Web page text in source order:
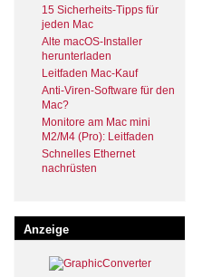
15 Sicherheits-Tipps für
jeden Mac
Alte macOS-Installer
herunterladen
Leitfaden Mac-Kauf
Anti-Viren-Software für den
Mac?
Monitore am Mac mini
M2/M4 (Pro): Leitfaden
Schnelles Ethernet
nachrüsten
Anzeige